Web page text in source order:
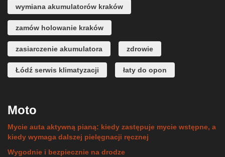
wymiana akumulatorów kraków
zamów holowanie kraków
zasiarczenie akumulatora zdrowie
Łódź serwis klimatyzacji łaty do opon
Moto
Mycie auta aktywną pianą: kiedy zastępuje mycie wstępne, a
kiedy wymaga dalszej pielęgnacji ręcznej
Wygodnie i bezpiecznie na drodze